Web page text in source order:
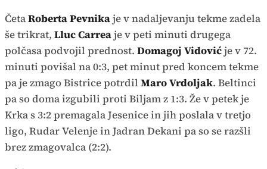
ČetaRoberta Pevnikaje v nadaljevanju tekme zadela
še trikrat, Lluc Carreaje v peti minuti drugega
polčasa podvojil prednost. Domagoj Vidovićje v 72.
minuti povišal na 0:3, pet minut pred koncem tekme
pa je zmago Bistrice potrdil Maro Vrdoljak. Beltinci
pa so doma izgubili proti Biljam z 1:3. Že v petek je
Krka s 3:2 premagala Jesenice in jih poslala v tretjo
ligo, Rudar Velenje in Jadran Dekani pa so se razšli
brez zmagovalca (2:2).